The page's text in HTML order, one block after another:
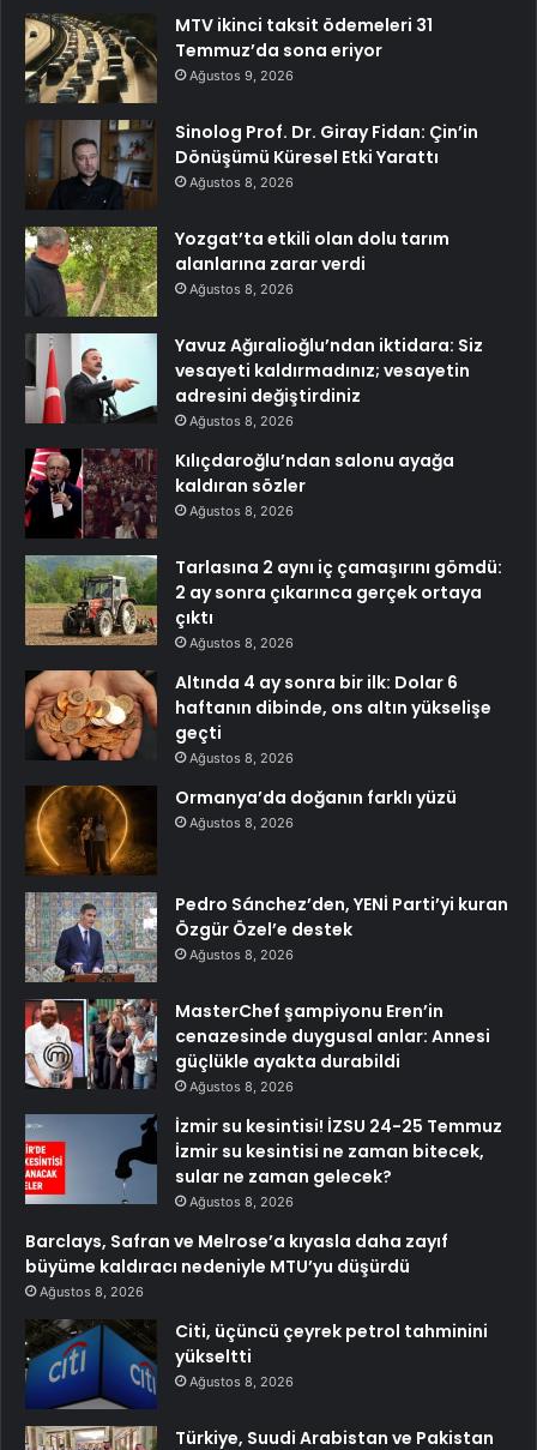
MTV ikinci taksit ödemeleri 31
Temmuz’da sona eriyor
Ağustos 9, 2026
Sinolog Prof. Dr. Giray Fidan: Çin’in
Dönüşümü Küresel Etki Yarattı
Ağustos 8, 2026
Yozgat’ta etkili olan dolu tarım
alanlarına zarar verdi
Ağustos 8, 2026
Yavuz Ağıralioğlu’ndan iktidara: Siz
vesayeti kaldırmadınız; vesayetin
adresini değiştirdiniz
Ağustos 8, 2026
Kılıçdaroğlu’ndan salonu ayağa
kaldıran sözler
Ağustos 8, 2026
Tarlasına 2 aynı iç çamaşırını gömdü:
2 ay sonra çıkarınca gerçek ortaya
çıktı
Ağustos 8, 2026
Altında 4 ay sonra bir ilk: Dolar 6
haftanın dibinde, ons altın yükselişe
geçti
Ağustos 8, 2026
Ormanya’da doğanın farklı yüzü
Ağustos 8, 2026
Pedro Sánchez’den, YENİ Parti’yi kuran
Özgür Özel’e destek
Ağustos 8, 2026
MasterChef şampiyonu Eren’in
cenazesinde duygusal anlar: Annesi
güçlükle ayakta durabildi
Ağustos 8, 2026
İzmir su kesintisi! İZSU 24-25 Temmuz
İzmir su kesintisi ne zaman bitecek,
sular ne zaman gelecek?
Ağustos 8, 2026
Barclays, Safran ve Melrose’a kıyasla daha zayıf
büyüme kaldıracı nedeniyle MTU’yu düşürdü
Ağustos 8, 2026
Citi, üçüncü çeyrek petrol tahminini
yükseltti
Ağustos 8, 2026
Türkiye, Suudi Arabistan ve Pakistan